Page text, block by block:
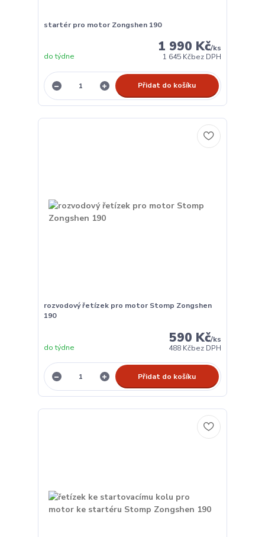
startér pro motor Zongshen 190
1 990 Kč/ks
1 645 Kčbez DPH
do týdne
Přidat do košíku
rozvodový řetízek pro motor Stomp Zongshen
190
590 Kč/ks
488 Kčbez DPH
do týdne
Přidat do košíku